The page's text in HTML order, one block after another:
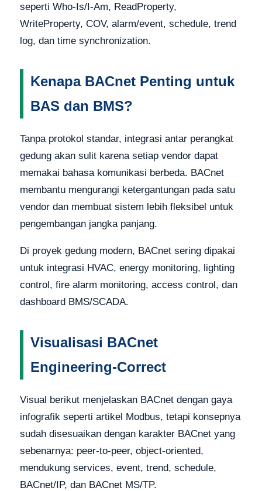
seperti Who-Is/I-Am, ReadProperty,
WriteProperty, COV, alarm/event, schedule, trend
log, dan time synchronization.
Kenapa BACnet Penting untuk
BAS dan BMS?
Tanpa protokol standar, integrasi antar perangkat
gedung akan sulit karena setiap vendor dapat
memakai bahasa komunikasi berbeda. BACnet
membantu mengurangi ketergantungan pada satu
vendor dan membuat sistem lebih fleksibel untuk
pengembangan jangka panjang.
Di proyek gedung modern, BACnet sering dipakai
untuk integrasi HVAC, energy monitoring, lighting
control, fire alarm monitoring, access control, dan
dashboard BMS/SCADA.
Visualisasi BACnet
Engineering-Correct
Visual berikut menjelaskan BACnet dengan gaya
infografik seperti artikel Modbus, tetapi konsepnya
sudah disesuaikan dengan karakter BACnet yang
sebenarnya: peer-to-peer, object-oriented,
mendukung services, event, trend, schedule,
BACnet/IP, dan BACnet MS/TP.